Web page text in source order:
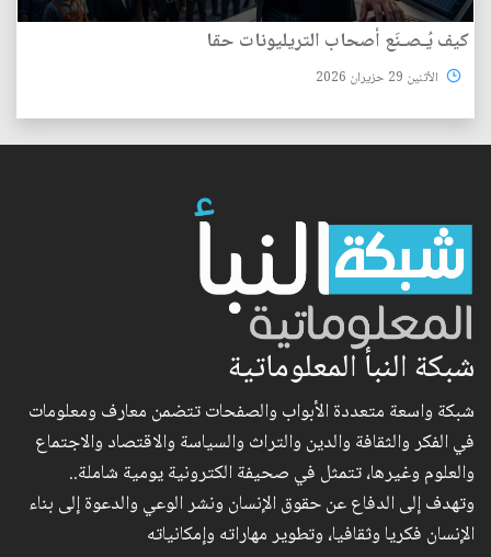
كيف يُـصـنَع أصحاب التريليونات حقا
الأثنين 29 حزيران 2026
شبكة النبأ المعلوماتية
شبكة واسعة متعددة الأبواب والصفحات تتضمن معارف ومعلومات
في الفكر والثقافة والدين والتراث والسياسة والاقتصاد والاجتماع
والعلوم وغيرها، تتمثل في صحيفة الكترونية يومية شاملة..
وتهدف إلى الدفاع عن حقوق الإنسان ونشر الوعي والدعوة إلى بناء
الإنسان فكريا وثقافيا، وتطوير مهاراته وإمكانياته